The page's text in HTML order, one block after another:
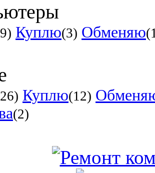
Куплю(3) Обменяю
Куплю(12)
(2)